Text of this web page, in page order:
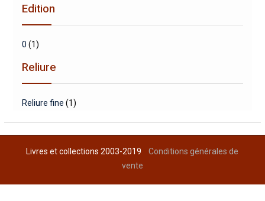
Edition
0 (1)
Reliure
Reliure fine (1)
Livres et collections 2003-2019Conditions générales de
vente